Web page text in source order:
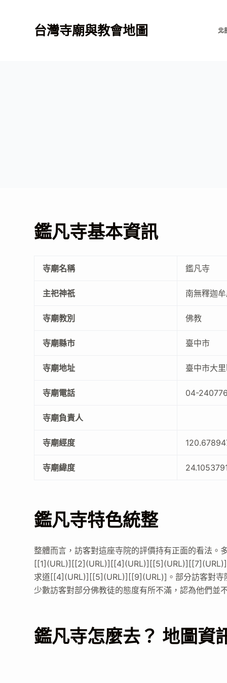
台灣寺廟與教會地圖 北
鑑凡寺基本資訊
寺廟名稱 鑑凡寺
主祀神祇 南無釋迦
寺廟教別 佛教
寺廟縣市 臺中市
寺廟地址 臺中市大
寺廟電話 04-
寺廟負責人
寺廟經度
寺廟緯度
鑑凡寺特色統整
整體而言，訪客對這座寺院的評價持有正面的看法。
求道[[4](URL)][[5](URL)][[9](URL)]。部分訪客對寺
少數訪客對部分佛教徒的態度有所不滿，認為他們
鑑凡寺怎麼去？ 地圖資